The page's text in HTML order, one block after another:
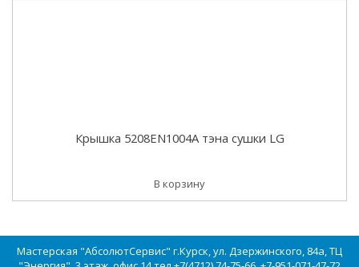
Крышка 5208EN1004A тэна сушки LG
В корзину
Мастерская "АбсолютСервис" г.Курск, ул. Дзержинского, 84а, ТЦ